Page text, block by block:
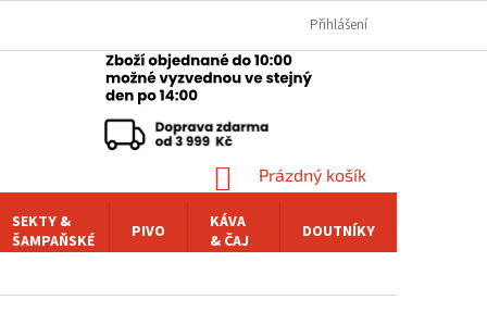
Přihlášení
NÁKUPNÍ
KOŠÍK
Prázdný košík
SEKTY &
ŠAMPAŇSKÉ
PIVO
KÁVA
& ČAJ
DOUTNÍKY